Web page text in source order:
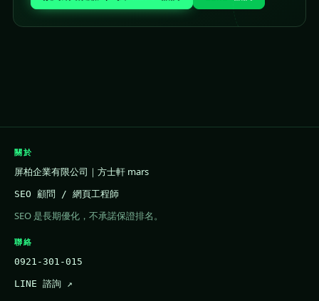
關於
屏柏企業有限公司｜方士軒 mars
SEO 顧問 / 網頁工程師
SEO 是長期優化，不承諾保證排名。
聯絡
0921-301-015
LINE 諮詢 ↗